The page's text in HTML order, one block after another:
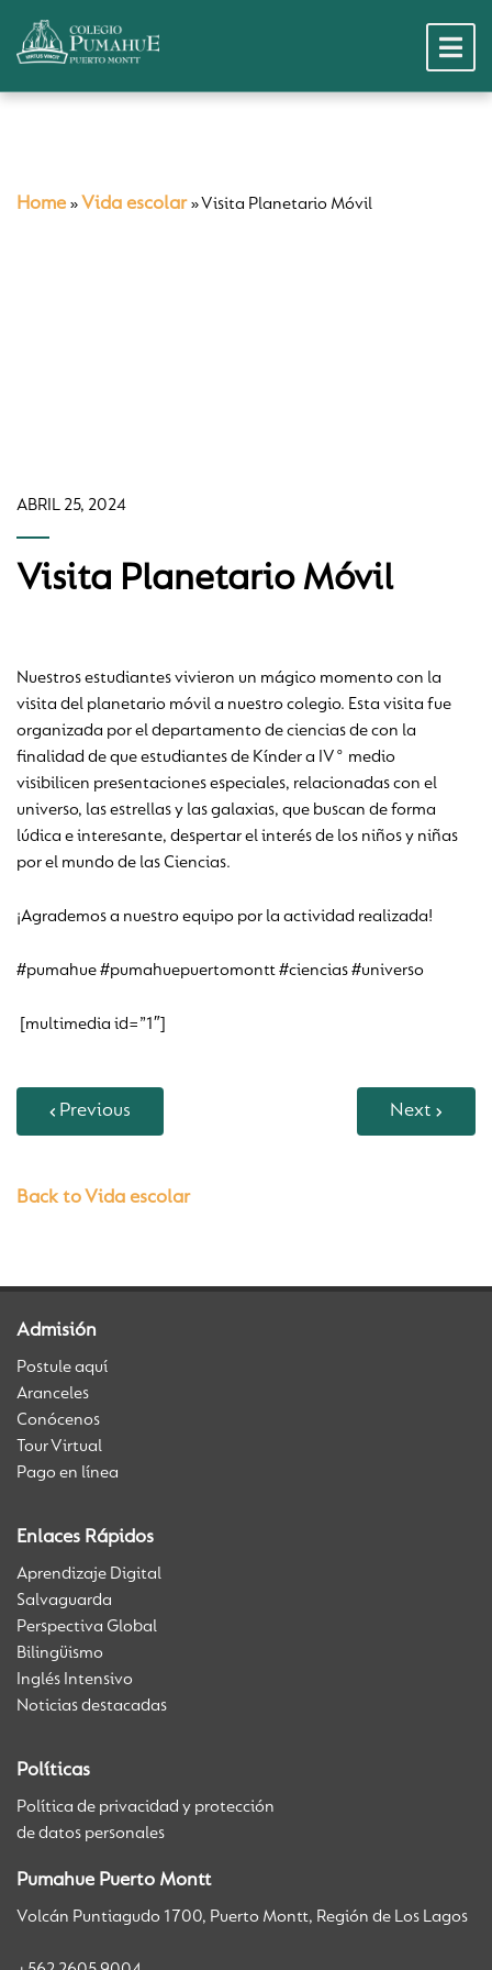
Home » Vida escolar»Visita Planetario Móvil
ABRIL 25, 2024
Visita Planetario Móvil
Nuestros estudiantes vivieron un mágico momento con la
visita del planetario móvil a nuestro colegio. Esta visita fue
organizada por el departamento de ciencias de con la
finalidad de que estudiantes de Kínder a IV° medio
visibilicen presentaciones especiales, relacionadas con el
universo, las estrellas y las galaxias, que buscan de forma
lúdica e interesante, despertar el interés de los niños y niñas
por el mundo de las Ciencias.
¡Agrademos a nuestro equipo por la actividad realizada!
#pumahue #pumahuepuertomontt #ciencias #universo
[multimedia id=”1″]
Previous Next
Back to Vida escolar
Admisión
Postule aquí
Aranceles
Conócenos
Tour Virtual
Pago en línea
Enlaces Rápidos
Aprendizaje Digital
Salvaguarda
Perspectiva Global
Bilingüismo
Inglés Intensivo
Noticias destacadas
Políticas
Política de privacidad y protección
de datos personales
Pumahue Puerto Montt
Volcán Puntiagudo 1700, Puerto Montt, Región de Los Lagos